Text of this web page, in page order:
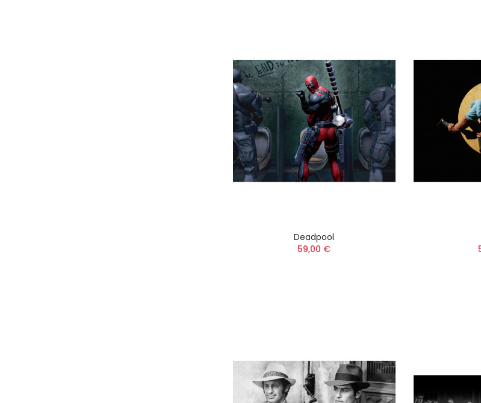
Deadpool
59,00 €